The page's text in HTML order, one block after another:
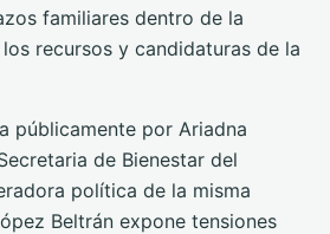
familiares dentro de la
recursos y candidaturas de la
públicamente por Ariadna
de Bienestar del
política de la misma
Beltrán expone tensiones